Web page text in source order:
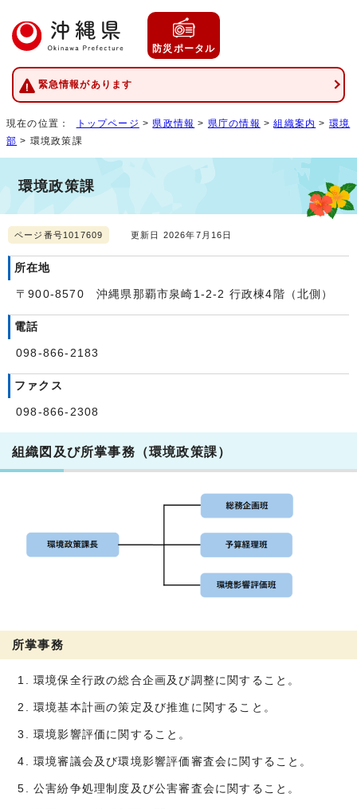
防災ポータル
緊急情報があります
現在の位置： トップページ > 県政情報 > 県庁の情報 >組織案内 > 環境
部 > 環境政策課
環境政策課
ページ番号1017609 更新日 2026年7月16日
所在地
〒900-8570 沖縄県那覇市泉崎1-2-2 行政棟4階（北側）
電話
098-866-2183
ファクス
098-866-2308
組織図及び所掌事務（環境政策課）
所掌事務
環境保全行政の総合企画及び調整に関すること。
環境基本計画の策定及び推進に関すること。
環境影響評価に関すること。
環境審議会及び環境影響評価審査会に関すること。
公害紛争処理制度及び公害審査会に関すること。